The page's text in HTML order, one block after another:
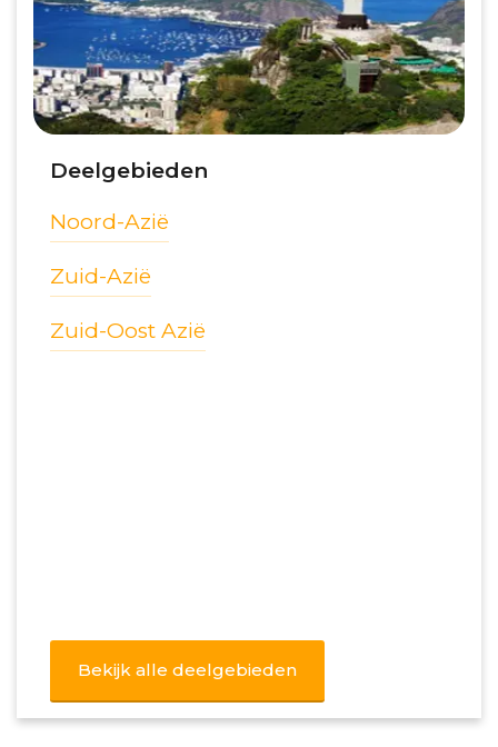
Deelgebieden
Noord-Azië
Zuid-Azië
Zuid-Oost Azië
Bekijk alle deelgebieden